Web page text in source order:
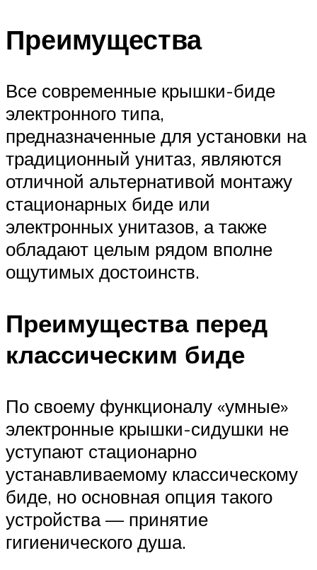
Преимущества
Все современные крышки-биде
электронного типа,
предназначенные для установки на
традиционный унитаз, являются
отличной альтернативой монтажу
стационарных биде или
электронных унитазов, а также
обладают целым рядом вполне
ощутимых достоинств.
Преимущества перед
классическим биде
По своему функционалу «умные»
электронные крышки-сидушки не
уступают стационарно
устанавливаемому классическому
биде, но основная опция такого
устройства — принятие
гигиенического душа.